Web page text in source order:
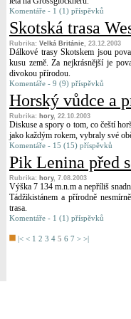
Komentáře - 1 (1) příspěvků
Skotská trasa
Rubrika: Velká Británie, 23.12.2003
Dálkové trasy Skotskem jsou
kusu země. Za nejkrásnější je
divokou přírodou.
Komentáře - 9 (9) příspěvků
Horský vůdce a
Rubrika: hory, 22.10.2003
Diskuse a spory o tom, co čeští
jako každým rokem, vybraly své
Komentáře - 15 (15) příspěvků
Pik Lenina před
Rubrika: hory, 7.08.2003
Výška 7 134 m.n.m a nepříliš
Tádžikistánem a přírodně
trasa.
Komentáře - 1 (1) příspěvků
|< < 1 2 3 4 5 6 7 > >|